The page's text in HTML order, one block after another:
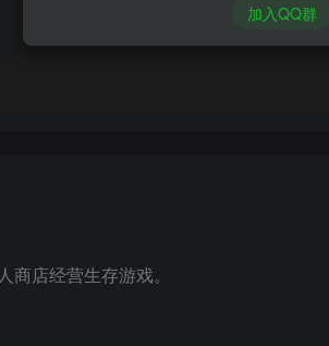
店经营生存游戏。
加入QQ群